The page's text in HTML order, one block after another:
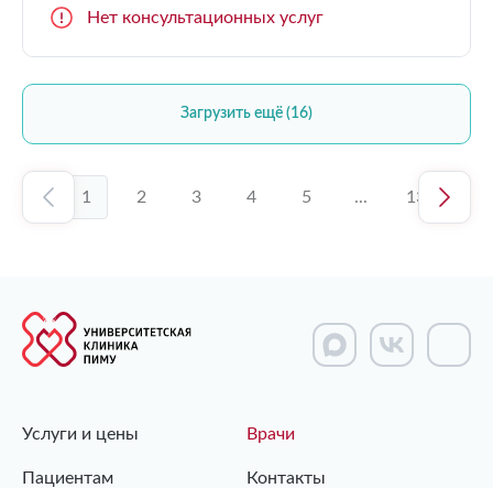
Нет консультационных услуг
Загрузить ещё (16)
1 2 3 4 5 ... 13
Услуги и цены Врачи
Пациентам Контакты